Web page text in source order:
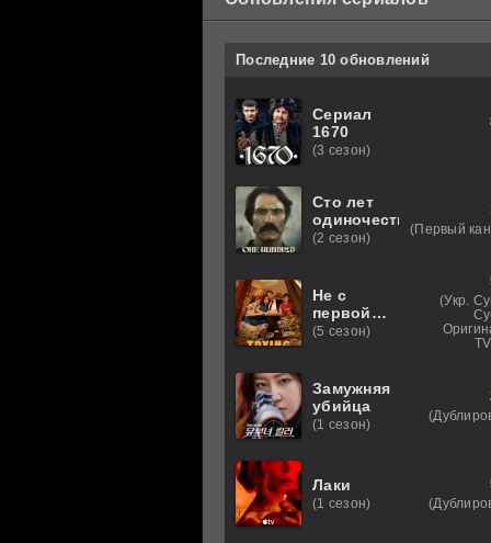
Последние 10 обновлений
Сериал
1670
(3 сезон)
Сто лет
одиночества
(2 сезон)
(Первый
Не с
первой
попытки
(5 сезон)
(Укр.
Замужняя
убийца
(1 сезон)
Лаки
(1 сезон)